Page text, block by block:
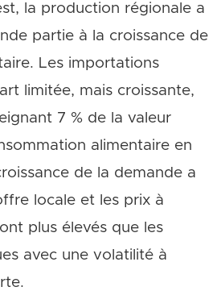
la production régionale a
partie à la croissance de
Les importations
limitée, mais croissante,
7 % de la valeur
alimentaire en
de la demande a
locale et les prix à
plus élevés que les
avec une volatilité à